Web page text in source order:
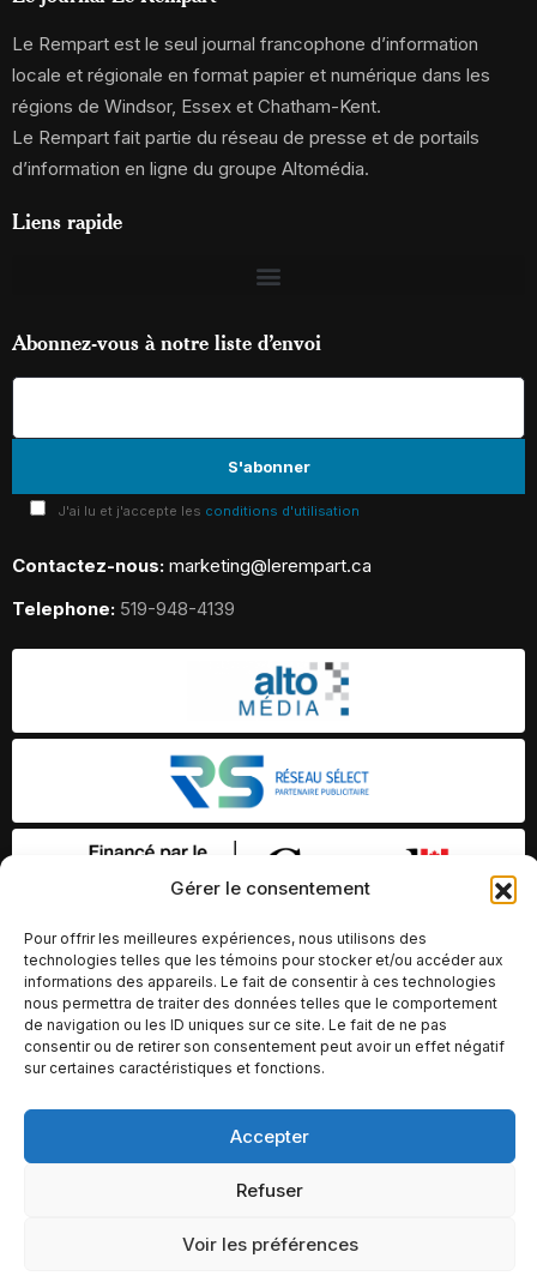
Gérer le consentement
Pour offrir les meilleures expériences, nous utilisons des
technologies telles que les témoins pour stocker et/ou accéder aux
informations des appareils. Le fait de consentir à ces technologies
nous permettra de traiter des données telles que le comportement
de navigation ou les ID uniques sur ce site. Le fait de ne pas
consentir ou de retirer son consentement peut avoir un effet négatif
sur certaines caractéristiques et fonctions.
Accepter
Refuser
Voir les préférences
Le Rempart est le seul journal francophone d’information
locale et régionale en format papier et numérique dans les
régions de Windsor, Essex et Chatham-Kent.
Le Rempart fait partie du réseau de presse et de portails
d’information en ligne du groupe Altomédia.
Liens rapide
Abonnez-vous à notre liste d’envoi
J'ai lu et j'accepte les conditions d'utilisation
Contactez-nous: marketing@lerempart.ca
Telephone: 519-948-4139
© Copyright 2026 – Altomédia Inc |
Ce site internet a été conçu et développé par Chameleon Ideas